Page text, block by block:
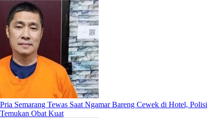
Pria Semarang Tewas Saat Ngamar Bareng Cewek di Hotel, Polisi
Temukan Obat Kuat